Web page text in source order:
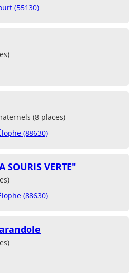
(55130)
(8 places)
(88630)
SOURIS VERTE"
(88630)